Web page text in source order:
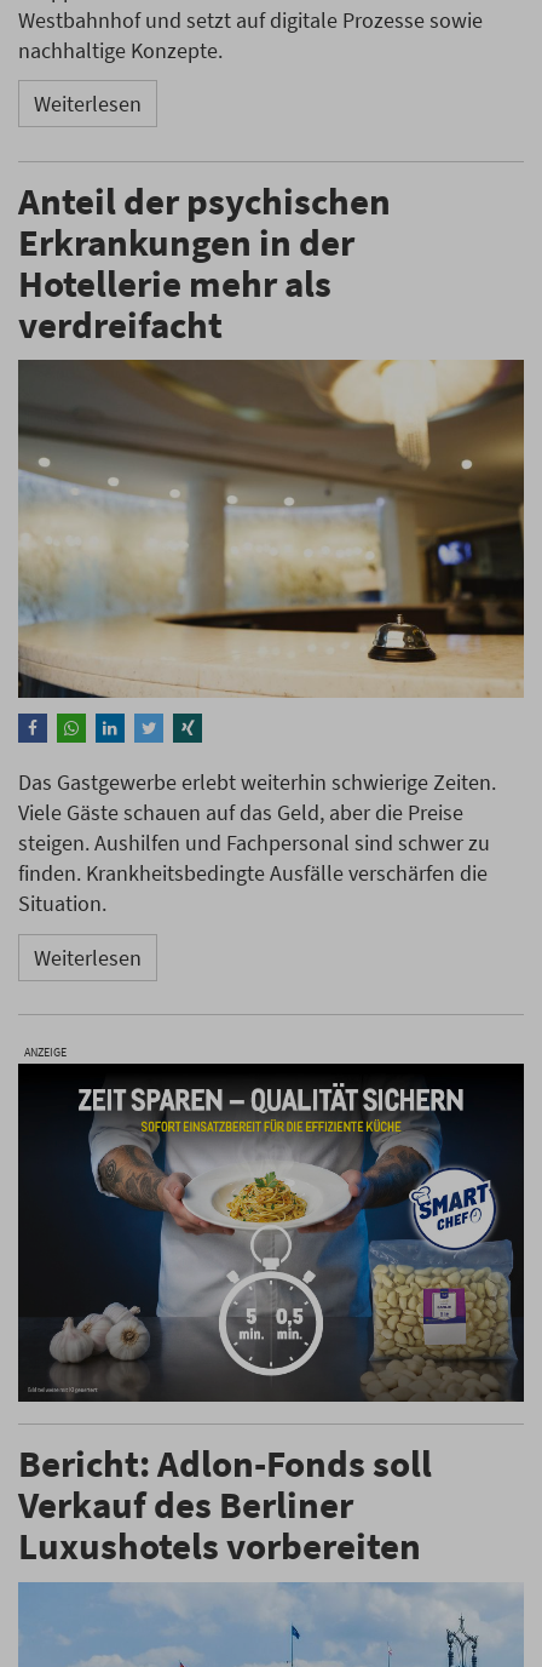
Westbahnhof und setzt auf digitale Prozesse sowie
nachhaltige Konzepte.
Weiterlesen
Anteil der psychischen
Erkrankungen in der
Hotellerie mehr als
verdreifacht
Das Gastgewerbe erlebt weiterhin schwierige Zeiten.
Viele Gäste schauen auf das Geld, aber die Preise
steigen. Aushilfen und Fachpersonal sind schwer zu
finden. Krankheitsbedingte Ausfälle verschärfen die
Situation.
Weiterlesen
ANZEIGE
Bericht: Adlon-Fonds soll
Verkauf des Berliner
Luxushotels vorbereiten